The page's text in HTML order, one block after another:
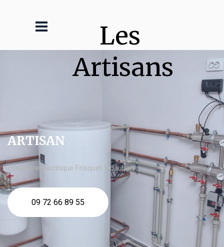
Les
Artisans
ARTISAN
chaudière électrique Frisquet Vidauban
09 72 66 89 55